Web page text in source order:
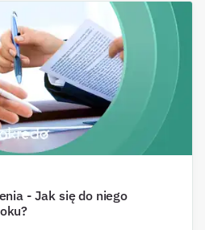
- Jak się do niego